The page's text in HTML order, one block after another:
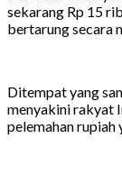
sekarang Rp 15
bertarung secara
Ditempat yang
menyakini rakyat
pelemahan rupiah